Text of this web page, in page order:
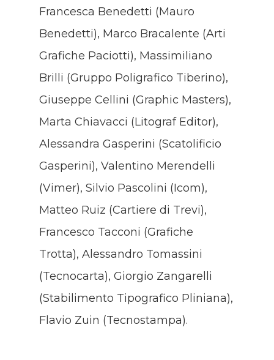
Francesca Benedetti (Mauro
Benedetti), Marco Bracalente (Arti
Grafiche Paciotti), Massimiliano
Brilli (Gruppo Poligrafico Tiberino),
Giuseppe Cellini (Graphic Masters),
Marta Chiavacci (Litograf Editor),
Alessandra Gasperini (Scatolificio
Gasperini), Valentino Merendelli
(Vimer), Silvio Pascolini (Icom),
Matteo Ruiz (Cartiere di Trevi),
Francesco Tacconi (Grafiche
Trotta), Alessandro Tomassini
(Tecnocarta), Giorgio Zangarelli
(Stabilimento Tipografico Pliniana),
Flavio Zuin (Tecnostampa).